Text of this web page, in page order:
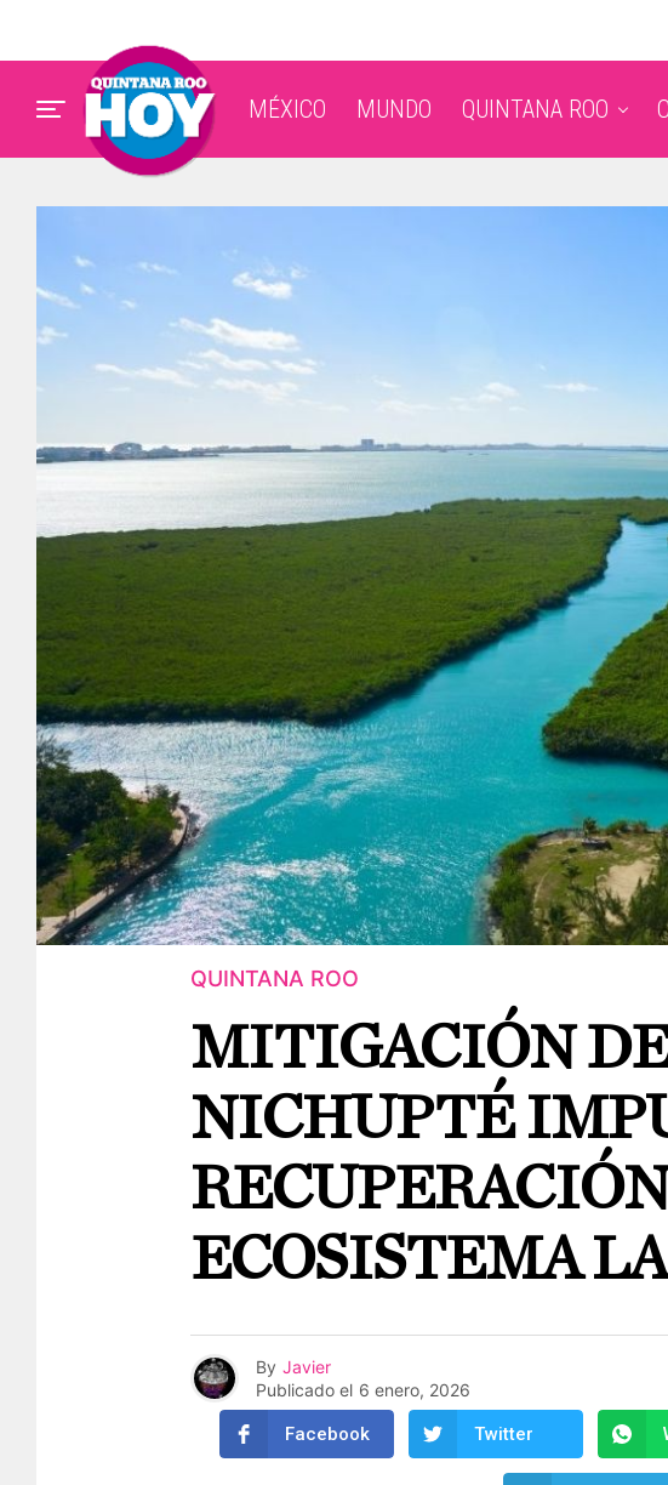
MÉXICO MUNDO QUINTANA ROO
QUINTANA ROO
MITIGACIÓN
NICHUPTÉ
ECOSISTEMA
By Javier
Publicado el 6 enero, 2026
Facebook Twitter